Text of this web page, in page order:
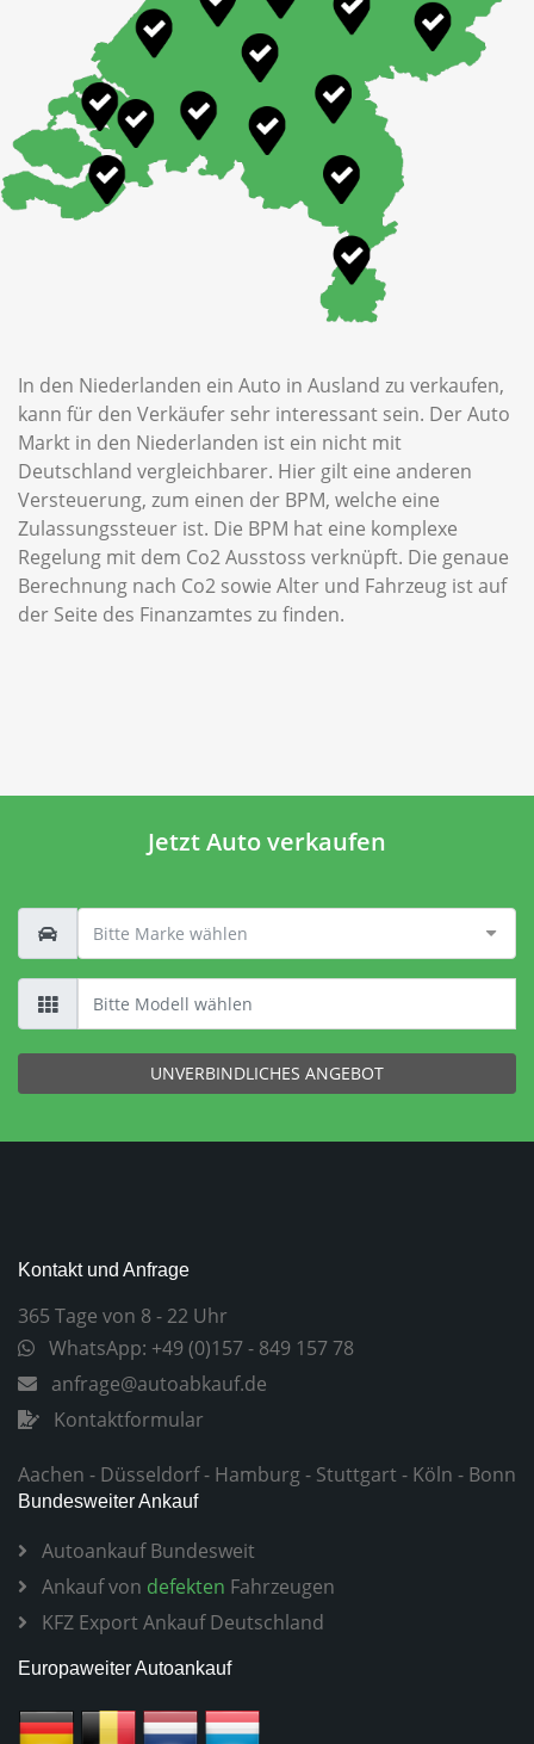
In den Niederlanden ein Auto in Ausland zu verkaufen,
kann für den Verkäufer sehr interessant sein. Der Auto
Markt in den Niederlanden ist ein nicht mit
Deutschland vergleichbarer. Hier gilt eine anderen
Versteuerung, zum einen der BPM, welche eine
Zulassungssteuer ist. Die BPM hat eine komplexe
Regelung mit dem Co2 Ausstoss verknüpft. Die genaue
Berechnung nach Co2 sowie Alter und Fahrzeug ist auf
der Seite des Finanzamtes zu finden.
Jetzt Auto verkaufen
UNVERBINDLICHES ANGEBOT
Kontakt und Anfrage
365 Tage von 8 - 22 Uhr
WhatsApp: +49 (0)157 - 849 157 78
anfrage@autoabkauf.de
Kontaktformular
Aachen - Düsseldorf- Hamburg- Stuttgart - Köln - Bonn
Bundesweiter Ankauf
Autoankauf Bundesweit
Ankauf von defekten Fahrzeugen
KFZ Export Ankauf Deutschland
Europaweiter Autoankauf